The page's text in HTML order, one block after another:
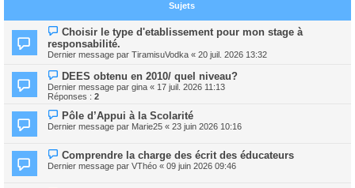
Sujets
Choisir le type d'etablissement pour mon stage à
responsabilité.
Dernier message par TiramisuVodka « 20 juil. 2026 13:32
DEES obtenu en 2010/ quel niveau?
Dernier message par gina « 17 juil. 2026 11:13
Réponses : 2
Pôle d’Appui à la Scolarité
Dernier message par Marie25 « 23 juin 2026 10:16
Comprendre la charge des écrit des éducateurs
Dernier message par VThéo « 09 juin 2026 09:46